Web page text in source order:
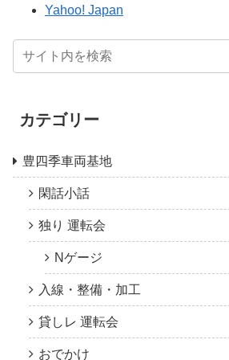
Yahoo! Japan
カテゴリー
豊四季車両基地
閑話小話
独り 運転会
Nゲージ
入線・整備・加工
貸しレ 運転会
おでかけ